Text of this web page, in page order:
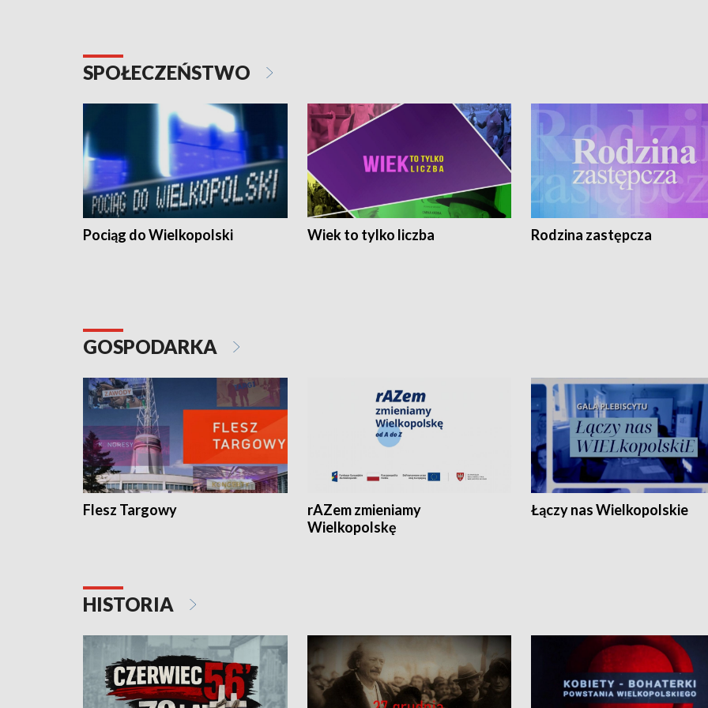
SPOŁECZEŃSTWO
Pociąg do Wielkopolski Wiek to tylko liczba Rodzina zastępcza
GOSPODARKA
Flesz Targowy
rAZem zmieniamy
Wielkopolskę
Łączy nas Wielkopolskie
HISTORIA